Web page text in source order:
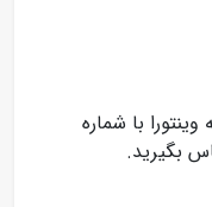
وینتورا با شماره
بگیرید.